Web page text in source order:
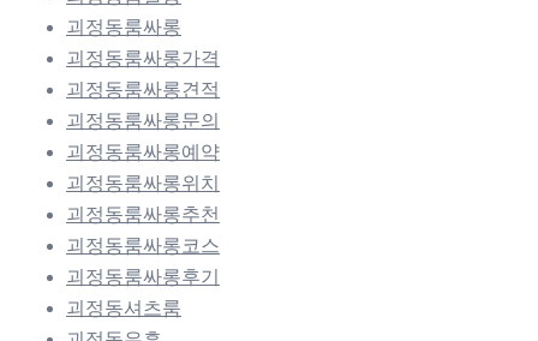
괴정동룸싸롱
괴정동룸싸롱가격
괴정동룸싸롱견적
괴정동룸싸롱문의
괴정동룸싸롱예약
괴정동룸싸롱위치
괴정동룸싸롱추천
괴정동룸싸롱코스
괴정동룸싸롱후기
괴정동셔츠룸